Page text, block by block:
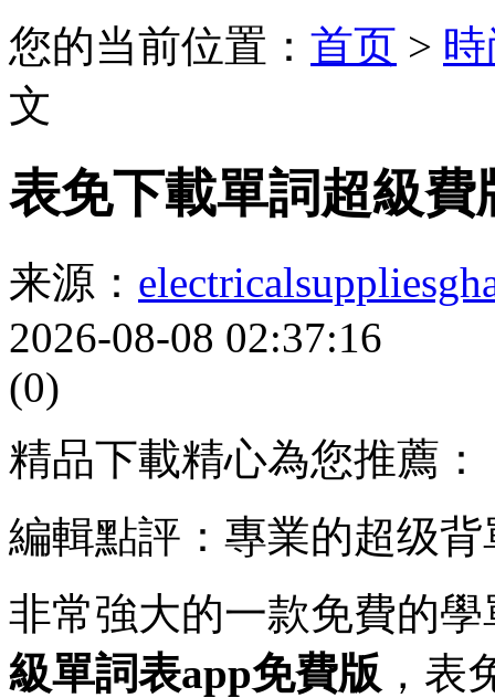
您的当前位置： 首页 >
文
表免下載單詞超級費
来源：
2026-08-08 02:37:16
(0)
精品下載精心為您推薦：
編輯點評：專業的超级
非常強大的一款免費的
級單詞表app免費版 ，表